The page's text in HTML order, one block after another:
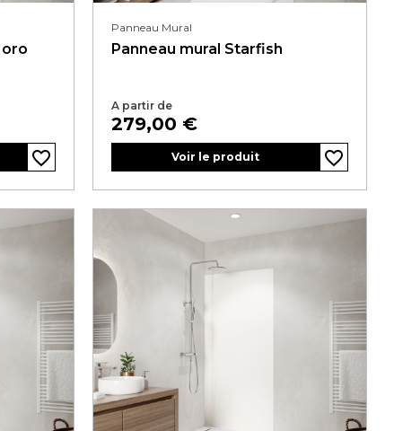
oro
favorite_border
favorite_border
favorite_border
favorite_border
favorite_border
Panneau Mural
Panneau mural Starfish
A partir de
Prix
279,00 €
Voir le produit favorite_border
favorite_border
favorite_border
favorite_border
favorite_border